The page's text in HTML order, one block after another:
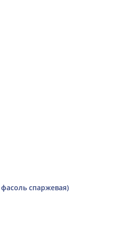
спаржевая)